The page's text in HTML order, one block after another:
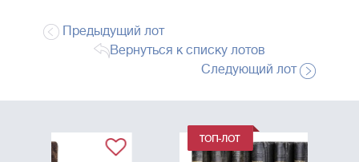
Предыдущий лот
Вернуться к списку лотов
Следующий лот